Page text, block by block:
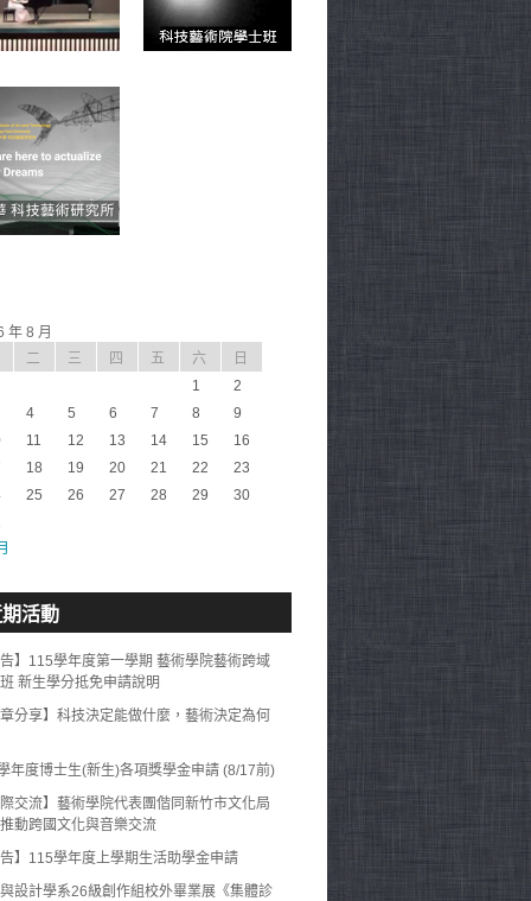
年 8 月
二 三 四 五 六
日
1
2
4 5 6 7 8
9
11 12 13 14 15
16
18 19 20 21 22
23
25 26 27 28 29
30
活動
告】115學年度第一學期 藝術學院藝術跨域
新生學分抵免申請說明
章分享】科技決定能做什麼，藝術決定為何
年度博士生(新生)各項獎學金申請 (8/17前)
際交流】藝術學院代表團偕同新竹市文化局
動跨國文化與音樂交流
告】115學年度上學期生活助學金申請
設計學系26級創作組校外畢業展《集體診